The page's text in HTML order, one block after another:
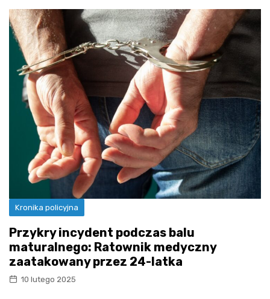
Kronika policyjna
Przykry incydent podczas balu
maturalnego: Ratownik medyczny
zaatakowany przez 24-latka
10 lutego 2025